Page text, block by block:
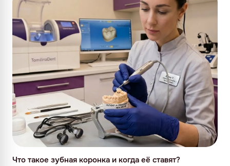
Что такое зубная коронка и когда её ставят?